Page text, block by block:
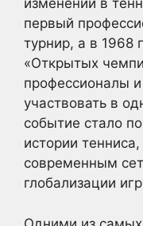
изменений в
первый
турнир, а в 1968
«Открытых
профессионалы
участвовать в
событие стало
истории
современным
глобализации